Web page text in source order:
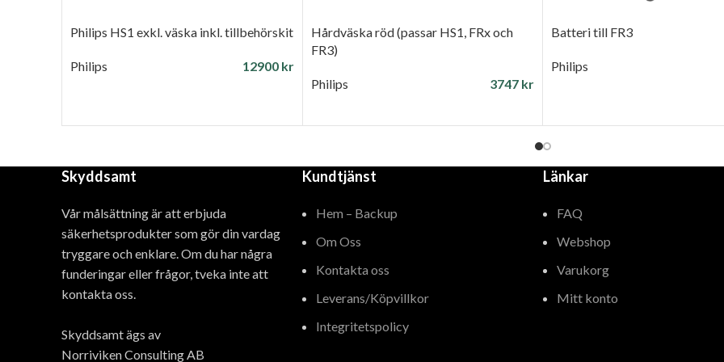
Philips HS1 exkl. väska inkl. tillbehörskit
Philips 12900 kr
Hårdväska röd (passar HS1, FRx och
FR3)
Philips 3747 kr
Batteri till FR3
Philips
Skyddsamt
Vår målsättning är att erbjuda
säkerhetsprodukter som gör din vardag
tryggare och enklare. Om du har några
funderingar eller frågor, tveka inte att
kontakta oss.
Skyddsamt ägs av
Norriviken Consulting AB
Kundtjänst
Hem – Backup
Om Oss
Kontakta oss
Leverans/Köpvillkor
Integritetspolicy
Länkar
FAQ
Webshop
Varukorg
Mitt konto